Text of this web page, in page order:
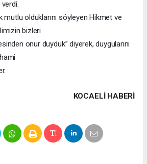
verdi.
mutlu olduklarını söyleyen Hikmet ve
bizleri
onur duyduk” diyerek, duygularını
KOCAELI HABERİ